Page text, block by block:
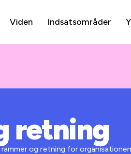
Viden Indsatsområder
retning
og retning for